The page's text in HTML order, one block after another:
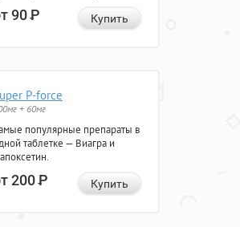
90Р Купить
P-force
+ 60мг
популярные препараты в
таблетке — Виагра и
200Р Купить